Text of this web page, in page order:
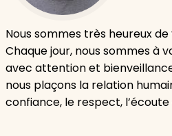
Nous sommes très heureux de
Chaque jour, nous sommes
avec attention et
nous plaçons la relation
confiance, le respect,